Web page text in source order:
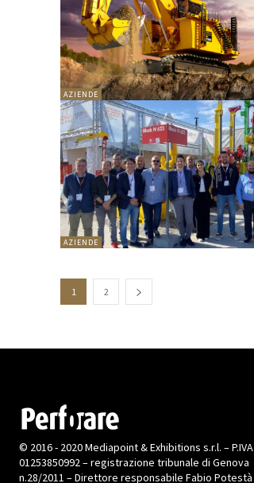
AZIENDE
AZIENDE
1 2
© 2016 - 2020 Mediapoint & Exhibitions s.r.l. – P.IVA
01253850992 – registrazione tribunale di Genova
n.28/2011 – Direttore responsabile Fabio Potestà